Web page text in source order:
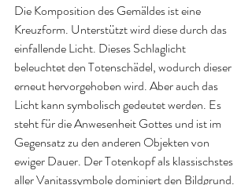
Die Komposition des Gemäldes ist eine
Kreuzform. Unterstützt wird diese durch das
einfallende Licht. Dieses Schlaglicht
beleuchtet den Totenschädel, wodurch dieser
erneut hervorgehoben wird. Aber auch das
Licht kann symbolisch gedeutet werden. Es
steht für die Anwesenheit Gottes und ist im
Gegensatz zu den anderen Objekten von
ewiger Dauer. Der Totenkopf als klassischstes
aller Vanitassymbole dominiert den Bildgrund.